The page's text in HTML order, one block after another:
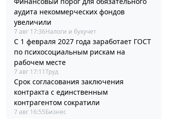
аудита некоммерческих фондов
увеличили
7 авг 17:36Налоги и бухучет
С 1 февраля 2027 года заработает ГОСТ
по психосоциальным рискам на
рабочем месте
7 авг 17:11Труд
Срок согласования заключения
контракта с единственным
контрагентом сократили
7 авг 16:55Бизнес